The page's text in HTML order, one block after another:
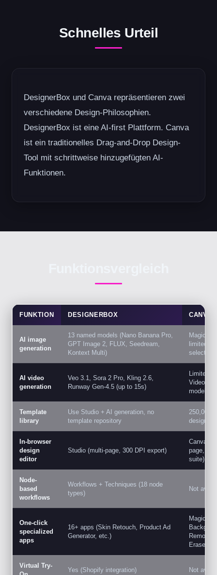
Schnelles Urteil
DesignerBox und Canva repräsentieren zwei
verschiedene Design-Philosophien.
DesignerBox ist eine AI-first Plattform. Canva
ist ein traditionelles Drag-and-Drop Design-
Tool mit schrittweise hinzugefügten AI-
Funktionen.
FUNKTION DESIGNERBOX CANVA
AI image
generation
13 named models (Nano Banana Pro,
GPT Image 2, FLUX, Seedream,
Kontext Multi)
Magic
limited
selection
AI video
generation
Veo 3.1, Sora 2 Pro, Kling 2.6,
Runway Gen-4.5 (up to 15s)
Limited
Video,
models
Template
library
Use Studio + AI generation, no
template repository
250,000+
designed
In-browser
design
editor
Studio (multi-page, 300 DPI export)
Canva
page, full
suite)
Node-
based
workflows
Workflows + Techniques (18 node
types)
Not
One-click
specialized
apps
16+ apps (Skin Retouch, Product Ad
Generator, etc.)
Magic
Eraser
Virtual Try-
Yes (Shopify integration) Not